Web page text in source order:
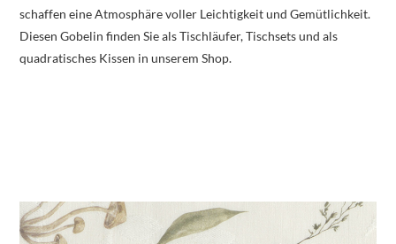
schaffen eine Atmosphäre voller Leichtigkeit und Gemütlichkeit.
Diesen Gobelin finden Sie als Tischläufer, Tischsets und als
quadratisches Kissen in unserem Shop.